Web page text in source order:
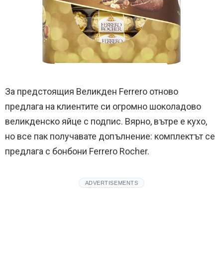
За предстоящия Великден Ferrero отново
предлага на клиентите си огромно шоколадово
великденско яйце с подпис. Вярно, вътре е кухо,
но все пак получавате допълнение: комплектът се
предлага с бонбони Ferrero Rocher.
ADVERTISEMENTS